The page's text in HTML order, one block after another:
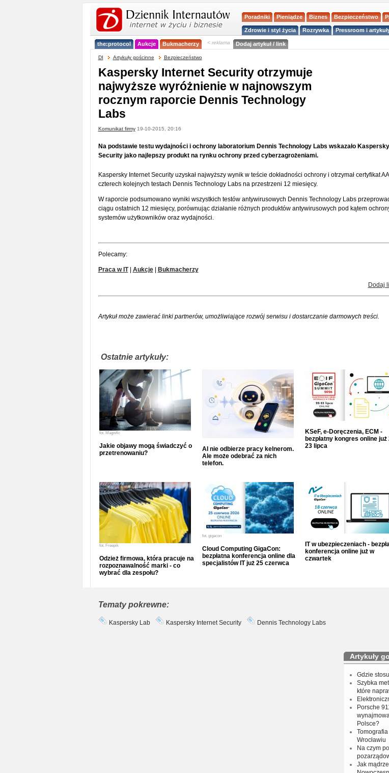
Poradniki Pieniądze Biznes Bezpieczeństwo
Zdrowie i styl życia Rozrywka Pressroom i
the:protocol Aukcje Bukmacherzy < reklama Dodaj artykuł / link
DI Artykuły gościnne Bezpieczeństwo
Kaspersky Internet Security otrzymuje
najwyższe wyróżnienie w najnowszym
rocznym raporcie Dennis Technology
Labs
Komunikat firmy19-10-2015, 20:16
Na podstawie testu wydajności i ochrony laboratorium Dennis Technology Labs wskazało
Security jako najlepszy produkt na rynku ochrony przed cyberzagrożeniami.
Kaspersky Internet Security uzyskał najwyższy wynik w teście dokładności ochrony i otrzymał certyfikat
czterech kolejnych testach Dennis Technology Labs na przestrzeni 12 miesięcy.
W raporcie podsumowano wyniki wszystkich testów antywirusowych Dennis Technology Labs
ciągu ostatnich 12 miesięcy, porównując działanie różnych produktów antywirusowych pod kątem
systemów użytkowników oraz wydajności.
Polecamy:
Praca w IT| Aukcje| Bukmacherzy
Dodaj
Artykuł może zawierać linki partnerów, umożliwiające rozwój serwisu i dostarczanie darmowych treści.
Ostatnie artykuły:
fot. Magnific
Jakie objawy mogą świadczyć o
przetrenowaniu?
AI nie odbierze pracy kelnerom.
Ale może odebrać za nich
telefon.
KSeF, e-Doręczenia, ECM -
bezpłatny kongres online już
23 lipca
fot. Freepik
Odzież firmowa, która pracuje na
rozpoznawalność marki - co
wybrać dla zespołu?
fot. gigacon
Cloud Computing GigaCon:
bezpłatna konferencja online dla
specjalistów IT już 25 czerwca
IT w ubezpieczeniach -
konferencja online już w
czwartek
Tematy pokrewne:
Kaspersky Lab Kaspersky Internet Security Dennis Technology Labs
Artykuły
Gdzie
Szybka
które
Porsche
Polsce?
Wrocławiu
Na czym
Jak